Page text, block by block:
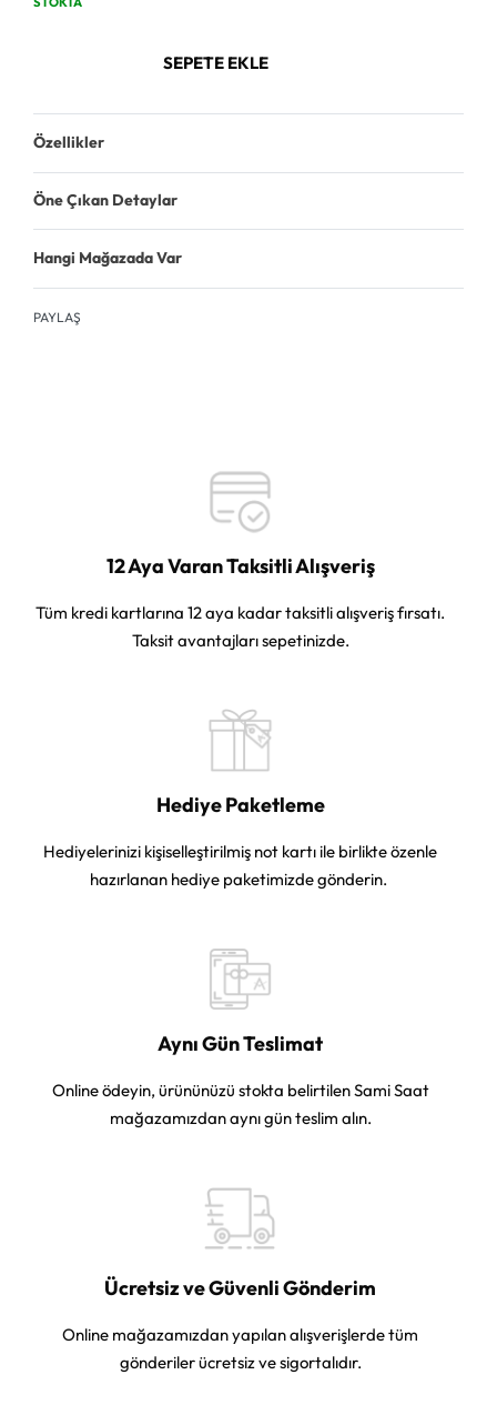
SEPETE EKLE
Özellikler
Öne Çıkan Detaylar
Hangi Mağazada Var
PAYLAŞ
12 Aya Varan Taksitli Alışveriş
Tüm kredi kartlarına 12 aya kadar taksitli alışveriş fırsatı.
Taksit avantajları sepetinizde.
Hediye Paketleme
Hediyelerinizi kişiselleştirilmiş not kartı ile birlikte özenle
hazırlanan hediye paketimizde gönderin.
Aynı Gün Teslimat
Online ödeyin, ürününüzü stokta belirtilen Sami Saat
mağazamızdan aynı gün teslim alın.
Ücretsiz ve Güvenli Gönderim
Online mağazamızdan yapılan alışverişlerde tüm
gönderiler ücretsiz ve sigortalıdır.